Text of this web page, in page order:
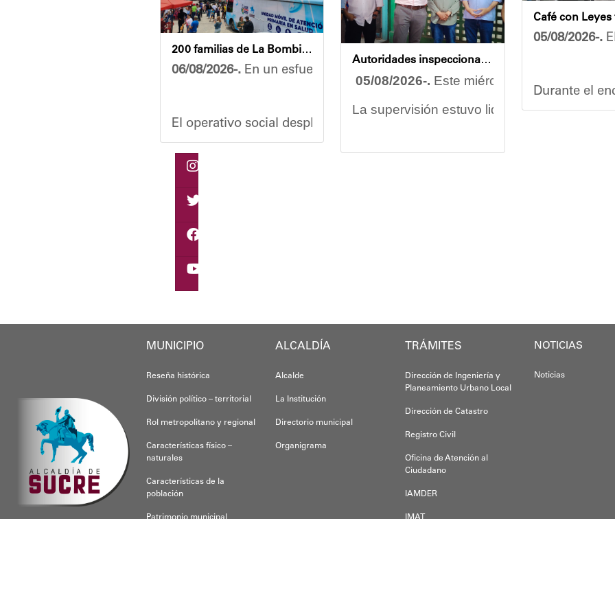
200 familias de La Bombilla atendidas en jornada integral
06/08/2026-. En un esfuerzo conjunto por garantizar el bienestar de las
El operativo social desplegó un equipo multidisciplinario que ofreció
Eudicis Viva, habitante de la comunidad y beneficiaria del operativo,
Autoridades inspeccionan obras de rehabilitación en la U.E.N. José Antonio Calcaño en Caucagüita
05/08/2026-. Este miércoles se llevó a
La supervisión estuvo liderada por el
Las obras en ejecución contemplan
05/08/2026-.
Durante el
MUNICIPIO
Reseña histórica
División político – territorial
Rol metropolitano y regional
Características físico –
naturales
Características de la
población
Patrimonio municipal
ALCALDÍA
Alcalde
La Institución
Directorio municipal
Organigrama
TRÁMITES
Dirección de Ingeniería y
Planeamiento Urbano Local
Dirección de Catastro
Registro Civil
Oficina de Atención al
Ciudadano
IAMDER
IMAT
NOTICIAS
Noticias